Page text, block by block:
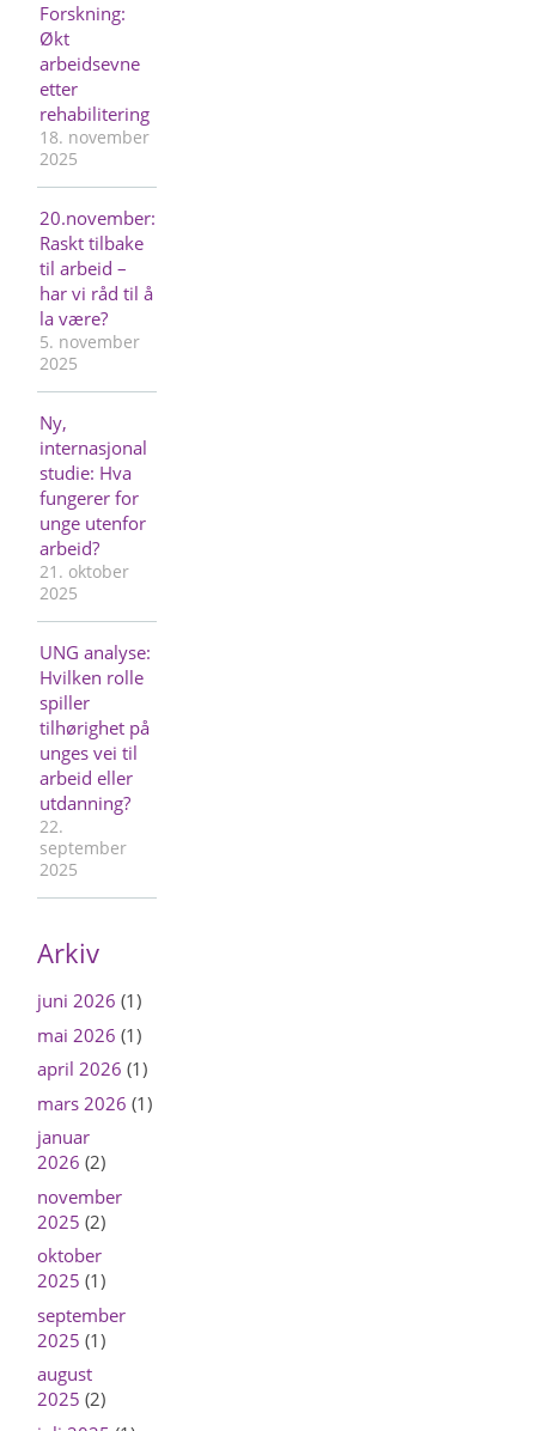
Forskning:
Økt
arbeidsevne
etter
rehabilitering
18. november
2025
20.november:
Raskt tilbake
til arbeid –
har vi råd til å
la være?
5. november
2025
Ny,
internasjonal
studie: Hva
fungerer for
unge utenfor
arbeid?
21. oktober
2025
UNG analyse:
Hvilken rolle
spiller
tilhørighet på
unges vei til
arbeid eller
utdanning?
22.
september
2025
Arkiv
juni 2026 (1)
mai 2026 (1)
april 2026 (1)
mars 2026 (1)
januar
2026 (2)
november
2025 (2)
oktober
2025 (1)
september
2025 (1)
august
2025 (2)